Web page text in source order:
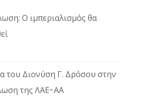
Ο ιμπεριαλισμός θα
του Διονύση Γ. Δρόσου στην
της ΛΑΕ-ΑΑ